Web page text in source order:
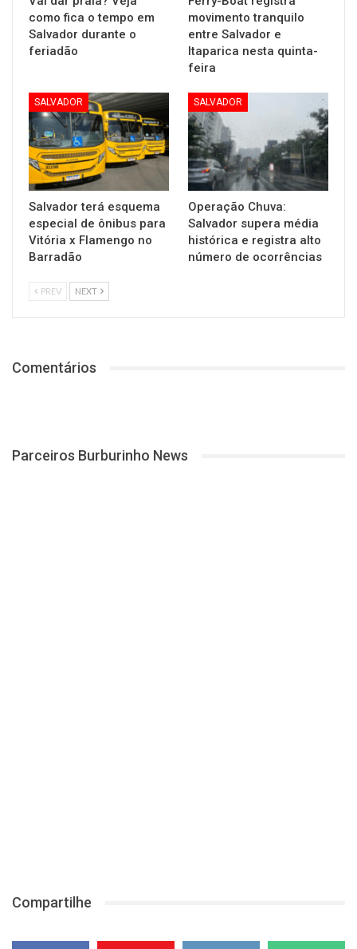
como fica o tempo em
Salvador durante o
feriadão
movimento tranquilo
entre Salvador e
Itaparica nesta quinta-
feira
SALVADOR
Salvador terá esquema
especial de ônibus para
Vitória x Flamengo no
Barradão
SALVADOR
Operação Chuva:
Salvador supera média
histórica e registra alto
número de ocorrências
PREV NEXT
Comentários
Parceiros Burburinho News
Compartilhe